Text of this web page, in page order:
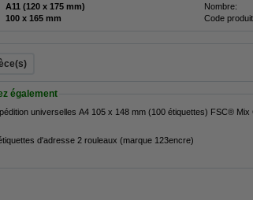
A11 (120 x 175 mm) Nombre:
100 x 165 mm Code
également
123encre étiquettes d'expédition universelles A4 105 x 148 mm (100
d'adresse 2 rouleaux (marque 123encre)